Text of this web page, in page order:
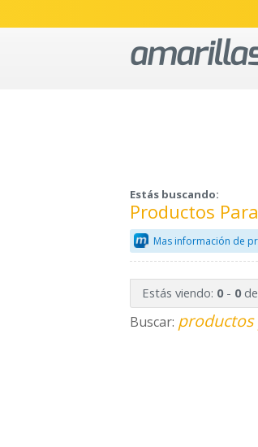
Estás buscando:
Productos
Mas información de
Estás viendo: 0- 0de
Buscar: